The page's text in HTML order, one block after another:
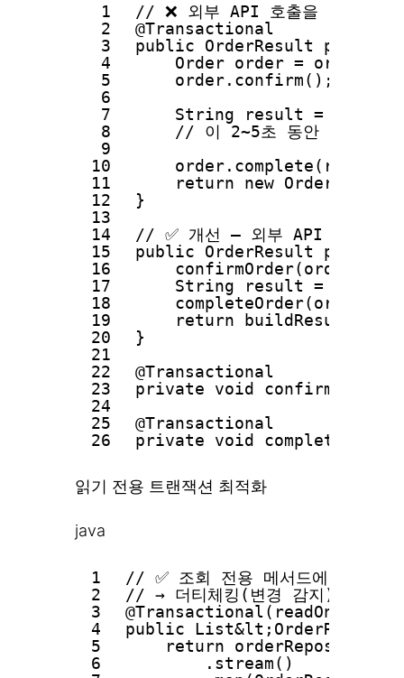
1
2
3
4
5
6
7
8
9
10
11
12
13
14
15
16
17
18
19
20
21
22
23
24
25
26
// ❌ 외부 API 호출을 트랜잭션
@Transactional
public OrderResult
Order order =
order.confirm();
String result =
// 이 2~5초 동안 DB 커넥
order.complete(result);
return new
}
// ✅ 개선 — 외부 API 호출을 트
public OrderResult
confirmOrder(orderId);
String result =
completeOrder(orderId,
return
}
@Transactional
private void
@Transactional
private void
읽기 전용 트랜잭션 최적화
java
1
2
3
4
5
6
// ✅ 조회 전용 메서드에
// → 더티체킹(변경 감지) 비활성
@Transactional(readOnly =
public
return
.stream()